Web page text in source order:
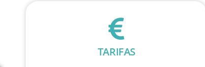
TARIFAS